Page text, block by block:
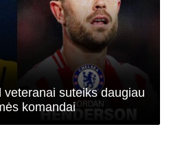
veteranai suteiks daugiau
komandai